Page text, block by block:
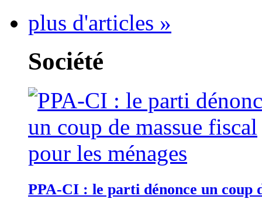
plus d'articles »
Société
PPA-CI : le parti dénonce un coup